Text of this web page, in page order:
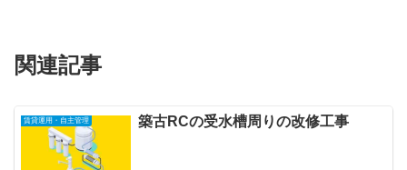
関連記事
賃貸運用・自主管理 築古RCの受水槽周りの改修工事